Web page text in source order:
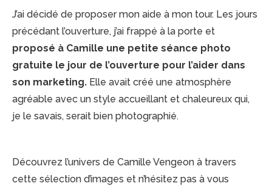
J’ai décidé de proposer mon aide à mon tour. Les jours
précédant l’ouverture, j’ai frappé à la porte et
proposé à Camille une petite séance photo
gratuite le jour de l’ouverture pour l’aider dans
son marketing. Elle avait créé une atmosphère
agréable avec un style accueillant et chaleureux qui,
je le savais, serait bien photographié.
Découvrez l’univers de Camille Vengeon à travers
cette sélection d’images et n’hésitez pas à vous